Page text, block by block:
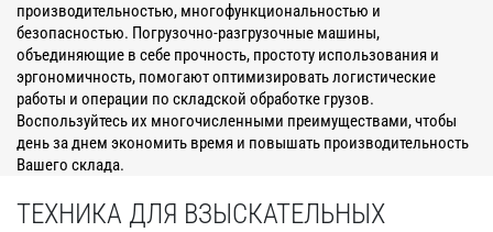
производительностью, многофункциональностью и
безопасностью. Погрузочно-разгрузочные машины,
объединяющие в себе прочность, простоту использования и
эргономичность, помогают оптимизировать логистические
работы и операции по складской обработке грузов.
Воспользуйтесь их многочисленными преимуществами, чтобы
день за днем экономить время и повышать производительность
Вашего склада.
ТЕХНИКА ДЛЯ ВЗЫСКАТЕЛЬНЫХ